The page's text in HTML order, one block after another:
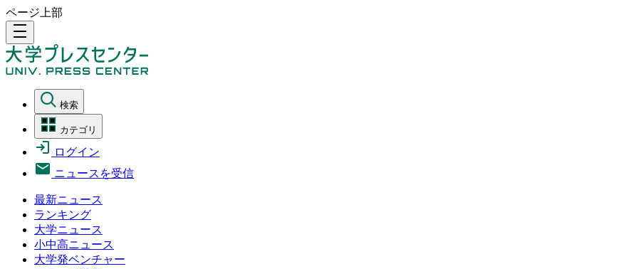
ページ上部
density_medium
検索
カテゴリ
ログイン
ニュースを受信
最新ニュース
ランキング
大学ニュース
小中高ニュース
大学発ベンチャー